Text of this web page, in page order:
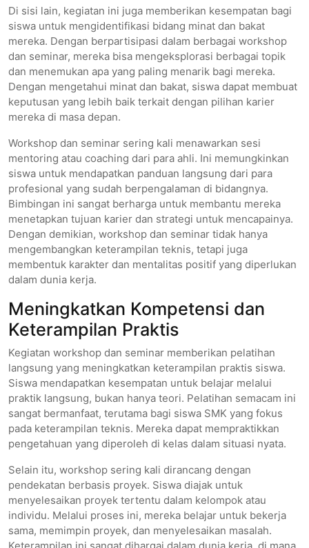
Di sisi lain, kegiatan ini juga memberikan kesempatan bagi
siswa untuk mengidentifikasi bidang minat dan bakat
mereka. Dengan berpartisipasi dalam berbagai workshop
dan seminar, mereka bisa mengeksplorasi berbagai topik
dan menemukan apa yang paling menarik bagi mereka.
Dengan mengetahui minat dan bakat, siswa dapat membuat
keputusan yang lebih baik terkait dengan pilihan karier
mereka di masa depan.
Workshop dan seminar sering kali menawarkan sesi
mentoring atau coaching dari para ahli. Ini memungkinkan
siswa untuk mendapatkan panduan langsung dari para
profesional yang sudah berpengalaman di bidangnya.
Bimbingan ini sangat berharga untuk membantu mereka
menetapkan tujuan karier dan strategi untuk mencapainya.
Dengan demikian, workshop dan seminar tidak hanya
mengembangkan keterampilan teknis, tetapi juga
membentuk karakter dan mentalitas positif yang diperlukan
dalam dunia kerja.
Meningkatkan Kompetensi dan
Keterampilan Praktis
Kegiatan workshop dan seminar memberikan pelatihan
langsung yang meningkatkan keterampilan praktis siswa.
Siswa mendapatkan kesempatan untuk belajar melalui
praktik langsung, bukan hanya teori. Pelatihan semacam ini
sangat bermanfaat, terutama bagi siswa SMK yang fokus
pada keterampilan teknis. Mereka dapat mempraktikkan
pengetahuan yang diperoleh di kelas dalam situasi nyata.
Selain itu, workshop sering kali dirancang dengan
pendekatan berbasis proyek. Siswa diajak untuk
menyelesaikan proyek tertentu dalam kelompok atau
individu. Melalui proses ini, mereka belajar untuk bekerja
sama, memimpin proyek, dan menyelesaikan masalah.